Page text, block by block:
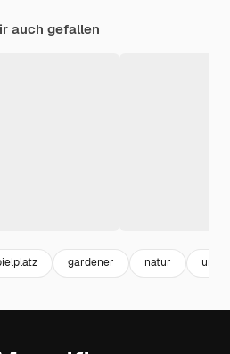
auch gefallen
gardener natur urban